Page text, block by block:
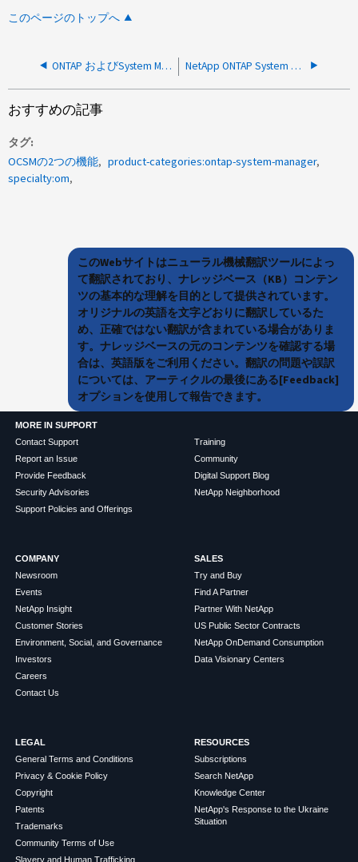
このページのトップへ
ONTAP およびSystem ManagerでTLS 1.0およびTLS 1.1を無効にする方法 NetApp ONTAP System Manager 9.8 以降を使用して「クォータのサイズを変更する」方法
おすすめの記事
タグ
OCSMの2つの機能
product-categories:ontap-system-manager
specialty:om
このWebサイトはニューラル機械翻訳ツールによっ
て翻訳されており、ナレッジベース（KB）コンテン
ツの基本的な理解を目的として提供されています。
オリジナルの英語を文字どおりに翻訳しているた
め、正確ではない翻訳が含まれている場合がありま
す。ナレッジベースの元のコンテンツを確認する場
合は、英語版をご利用ください。翻訳の問題や誤訳
については、アーティクルの最後にある[Feedback]
オプションを使用して報告できます。
MORE IN SUPPORT
Contact Support
Report an Issue
Provide Feedback
Security Advisories
Support Policies and Offerings
Training
Community
Digital Support Blog
NetApp Neighborhood
COMPANY
Newsroom
Events
NetApp Insight
Customer Stories
Environment, Social, and Governance
Investors
Careers
Contact Us
SALES
Try and Buy
Find A Partner
Partner With NetApp
US Public Sector Contracts
NetApp OnDemand Consumption
Data Visionary Centers
LEGAL
General Terms and Conditions
Privacy & Cookie Policy
Copyright
Patents
Trademarks
Community Terms of Use
Slavery and Human Trafficking
RESOURCES
Subscriptions
Search NetApp
Knowledge Center
NetApp's Response to the Ukraine
Situation